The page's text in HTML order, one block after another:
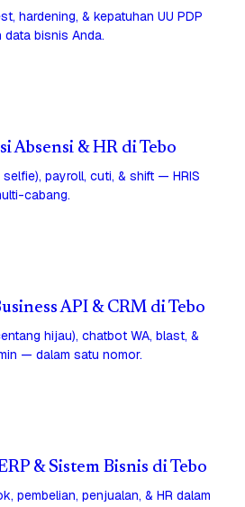
hardening, & kepatuhan UU PDP
bisnis Anda.
Absensi & HR di Tebo
payroll, cuti, & shift — HRIS
cabang.
API & CRM di Tebo
hijau), chatbot WA, blast, &
— dalam satu nomor.
& Sistem Bisnis di Tebo
pembelian, penjualan, & HR dalam